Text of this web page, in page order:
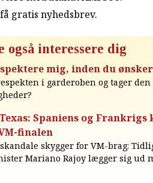
gratis nyhedsbrev.
også interessere dig
mig, inden du
i garderoben og tager
Spaniens og Frankrigs
finalen
skygger for VM-brag:
Mariano Rajoy lægger sig ud